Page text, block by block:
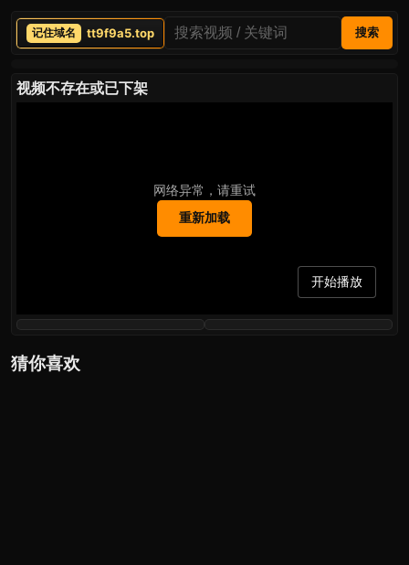
tt9f9a5.top 搜索
视频不存在或已下架
网络异常，请重试
重新加载
开始播放
猜你喜欢